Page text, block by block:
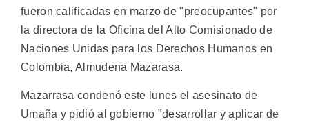
fueron calificadas en marzo de "preocupantes" por
la directora de la Oficina del Alto Comisionado de
Naciones Unidas para los Derechos Humanos en
Colombia, Almudena Mazarasa.
Mazarrasa condenó este lunes el asesinato de
Umaña y pidió al gobierno "desarrollar y aplicar de